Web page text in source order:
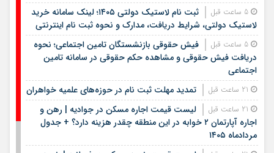
ثبت نام لاستیک دولتی ۱۴۰۵؛ لینک سامانه خرید
لاستیک دولتی، شرایط دریافت، مدارک و نحوه ثبت نام اینترنتی
فیش حقوقی بازنشستگان تامین اجتماعی؛ نحوه
دریافت فیش حقوقی و مشاهده حکم حقوقی در سامانه تامین
اجتماعی
تمدید مهلت ثبت نام در حوزه‌های علمیه خواهران
لیست قیمت اجاره مسکن در جوادیه | رهن و
اجاره آپارتمان ۲ خوابه در این منطقه چقدر هزینه دارد؟ + جدول
مردادماه ۱۴۰۵